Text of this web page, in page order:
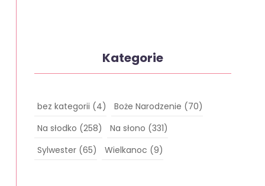
Kategorie
bez kategorii (4) Boże Narodzenie (70)
Na słodko (258) Na słono (331)
Sylwester(65) Wielkanoc (9)